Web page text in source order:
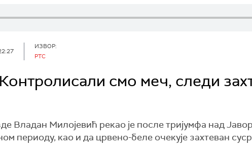
ИЗВОР:
РТС
смо меч, следи
Владан Милојевић рекао је после тријумфа над
периоду, као и да црвено-беле очекује захтеван